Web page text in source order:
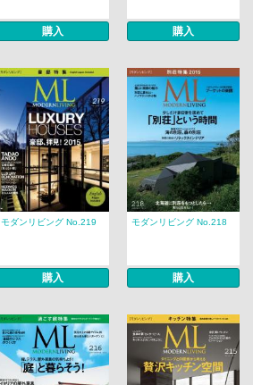
購入 購入
モダンリビング No.219
購入
モダンリビング No.218
購入